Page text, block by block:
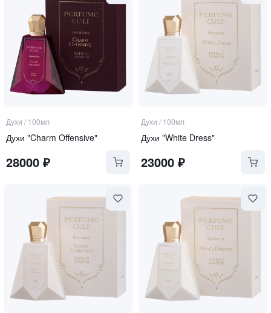
Духи / 100мл
Духи "Charm Offensive"
28000 ₽
Духи / 100мл
Духи "White Dress"
23000₽